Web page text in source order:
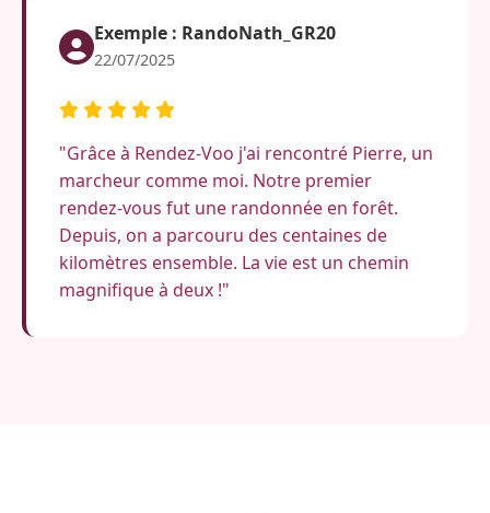
Exemple : RandoNath_GR20
22/07/2025
"Grâce à Rendez-Voo j'ai rencontré Pierre, un
marcheur comme moi. Notre premier
rendez-vous fut une randonnée en forêt.
Depuis, on a parcouru des centaines de
kilomètres ensemble. La vie est un chemin
magnifique à deux !"